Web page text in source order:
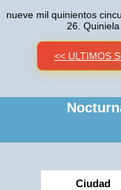
nueve mil quinientos
26.
<< ULTIMOS
Ciudad